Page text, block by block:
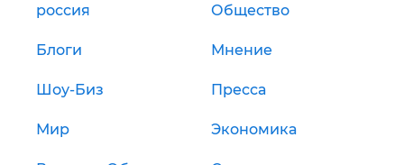
россия Общество
Блоги Мнение
Шоу-Биз Пресса
Мир Экономика